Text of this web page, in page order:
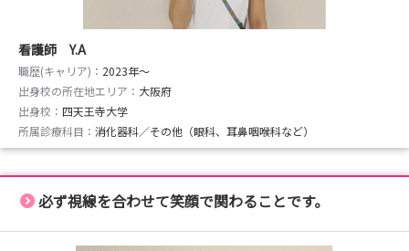
看護師 Y.A
職歴(キャリア)： 2023年〜
出身校の所在地エリア： 大阪府
出身校： 四天王寺大学
所属診療科目： 消化器科／その他（眼科、耳鼻咽喉科など）
必ず視線を合わせて笑顔で関わることです。